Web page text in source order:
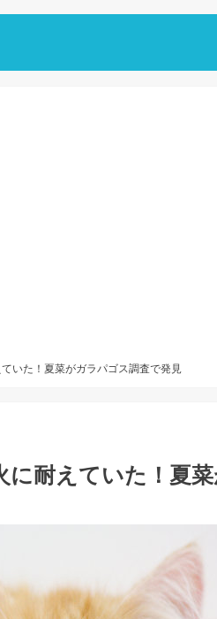
いた！夏菜がガラパゴス調査で発見
耐えていた！夏